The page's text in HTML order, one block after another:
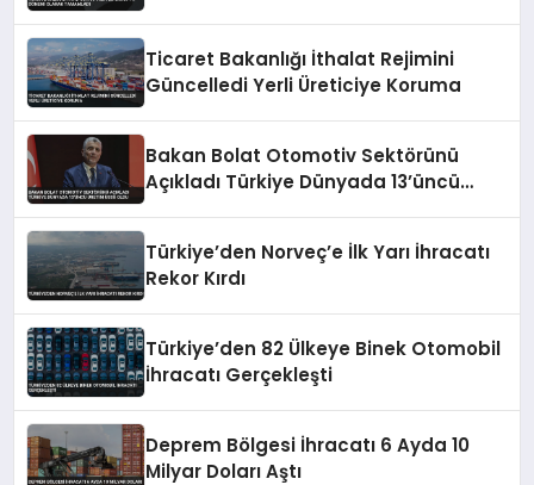
Ticaret Bakanlığı İthalat Rejimini
Güncelledi Yerli Üreticiye Koruma
Bakan Bolat Otomotiv Sektörünü
Açıkladı Türkiye Dünyada 13’üncü
Türkiye’den Norveç’e İlk Yarı İhracatı
Rekor Kırdı
Türkiye’den 82 Ülkeye Binek Otomobil
İhracatı Gerçekleşti
Deprem Bölgesi İhracatı 6 Ayda 10
Milyar Doları Aştı